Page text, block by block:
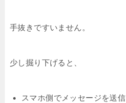
手抜きですいません。
少し掘り下げると、
スマホ側でメッセージを送信